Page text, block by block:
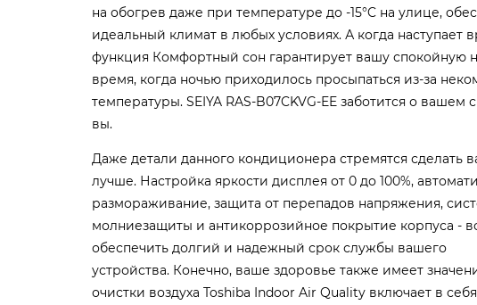
на обогрев даже при температуре до -15°C на улице,
идеальный климат в любых условиях. А когда наступает
функция Комфортный сон гарантирует вашу спокойную
время, когда ночью приходилось просыпаться из-за
температуры. SEIYA RAS-B07CKVG-EE заботится о вашем
вы.
Даже детали данного кондиционера стремятся сделать
лучше. Настройка яркости дисплея от 0 до 100%,
размораживание, защита от перепадов напряжения,
молниезащиты и антикоррозийное покрытие корпуса -
обеспечить долгий и надежный срок службы вашего
устройства. Конечно, ваше здоровье также имеет
очистки воздуха Toshiba Indoor Air Quality включает в